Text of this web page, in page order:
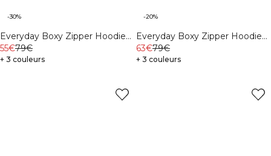
-30%
Everyday Boxy Zipper Hoodie
Light Violet Slate
55€79€
+ 3 couleurs
-20%
Everyday Boxy Zipper Hoodie
Black
63€79€
+ 3 couleurs